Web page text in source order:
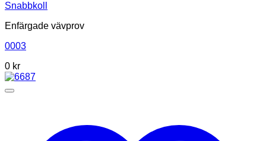
Snabbkoll
Enfärgade vävprov
0003
0 kr